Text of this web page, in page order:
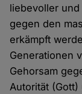
liebevoller
gegen den
erkämpft
Generationen
Gehorsam
Autorität